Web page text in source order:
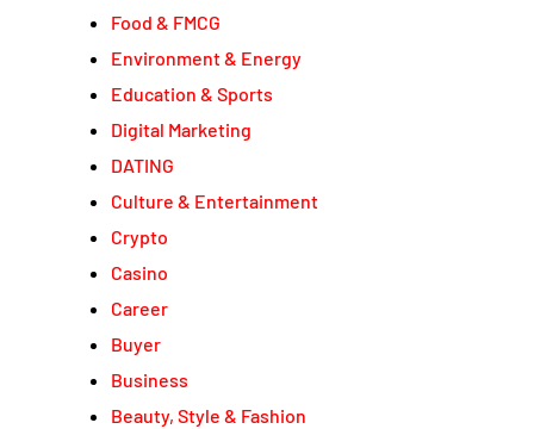
Food & FMCG
Environment & Energy
Education & Sports
Digital Marketing
DATING
Culture & Entertainment
Crypto
Casino
Career
Buyer
Business
Beauty, Style & Fashion